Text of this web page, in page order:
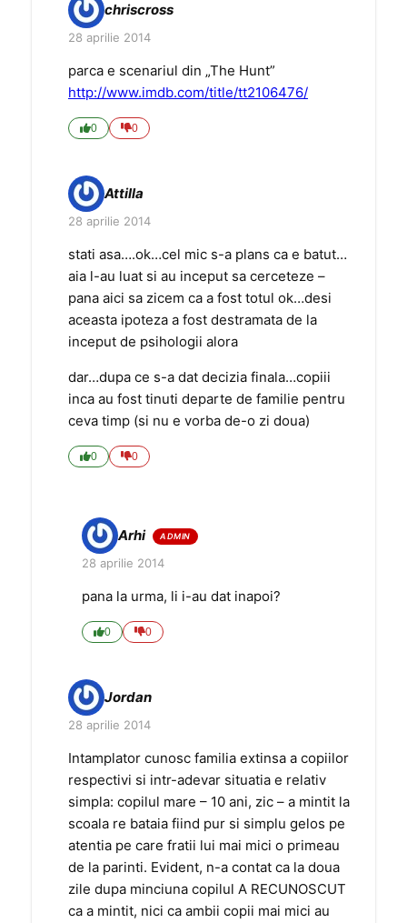
chriscross
28 aprilie 2014
parca e scenariul din „The Hunt”
http://www.imdb.com/title/tt2106476/
0 0
Attilla
28 aprilie 2014
stati asa….ok…cel mic s-a plans ca e batut…
aia l-au luat si au inceput sa cerceteze –
pana aici sa zicem ca a fost totul ok…desi
aceasta ipoteza a fost destramata de la
inceput de psihologii alora
dar…dupa ce s-a dat decizia finala…copiii
inca au fost tinuti departe de familie pentru
ceva timp (si nu e vorba de-o zi doua)
0 0
Arhi
28 aprilie 2014
pana la urma, li i-au dat inapoi?
0 0
Jordan
28 aprilie 2014
Intamplator cunosc familia extinsa a copiilor
respectivi si intr-adevar situatia e relativ
simpla: copilul mare – 10 ani, zic – a mintit la
scoala re bataia fiind pur si simplu gelos pe
atentia pe care fratii lui mai mici o primeau
de la parinti. Evident, n-a contat ca la doua
zile dupa minciuna copilul A RECUNOSCUT
ca a mintit, nici ca ambii copii mai mici au